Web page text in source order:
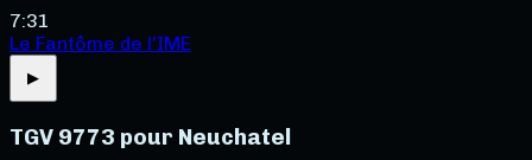
7:31
Le Fantôme de l'IME
▶
TGV 9773 pour Neuchatel